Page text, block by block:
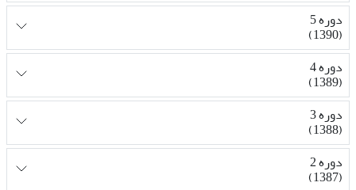
دوره 5
(1390)
دوره 4
(1389)
دوره 3
(1388)
دوره 2
(1387)